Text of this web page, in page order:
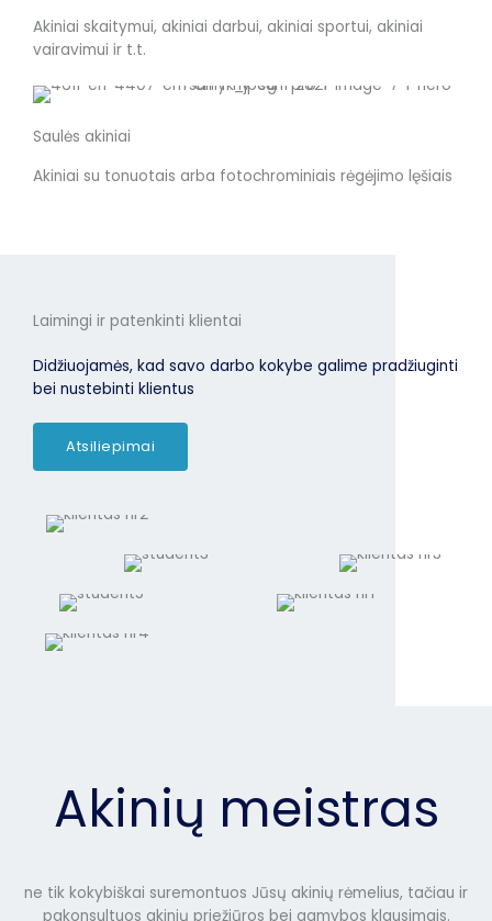
Akiniai skaitymui, akiniai darbui, akiniai sportui, akiniai
vairavimui ir t.t.
Saulės akiniai
Akiniai su tonuotais arba fotochrominiais rėgėjimo lęšiais
Laimingi ir patenkinti klientai
Didžiuojamės, kad savo darbo kokybe galime pradžiuginti
bei nustebinti klientus
Atsiliepimai
Akinių meistras
ne tik kokybiškai suremontuos Jūsų akinių rėmelius, tačiau ir
pakonsultuos akinių priežiūros bei gamybos klausimais.